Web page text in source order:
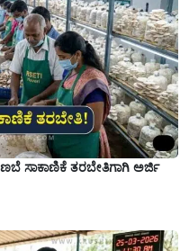
ಸಾಕಾಣಿಕೆ ತರಬೇತಿಗಾಗಿ ಅರ್ಜಿ